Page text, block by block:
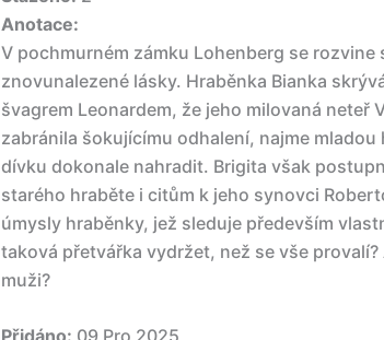
Anotace:
V pochmurném zámku Lohenberg se
znovunalezené lásky. Hraběnka Bianka
švagrem Leonardem, že jeho milovaná neteř
zabránila šokujícímu odhalení, najme
dívku dokonale nahradit. Brigita však
starého hraběte i citům k jeho synovci
úmysly hraběnky, jež sleduje především
taková přetvářka vydržet, než se vše
muži?